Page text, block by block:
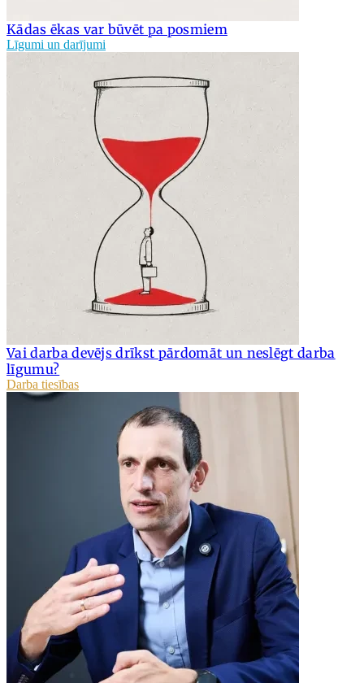
Kādas ēkas var būvēt pa posmiem
Līgumi un darījumi
Vai darba devējs drīkst pārdomāt un neslēgt darba
līgumu?
Darba tiesības